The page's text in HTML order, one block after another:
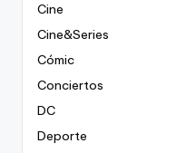
Cine
Cine&Series
Cómic
Conciertos
DC
Deporte